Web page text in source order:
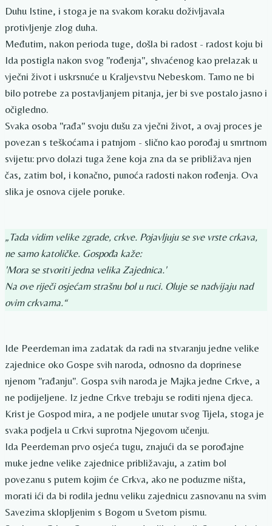
Duhu Istine, i stoga je na svakom koraku doživljavala
protivljenje zlog duha.
Međutim, nakon perioda tuge, došla bi radost - radost koju bi
Ida postigla nakon svog "rođenja", shvaćenog kao prelazak u
vječni život i uskrsnuće u Kraljevstvu Nebeskom. Tamo ne bi
bilo potrebe za postavljanjem pitanja, jer bi sve postalo jasno i
očigledno.
Svaka osoba "rađa" svoju dušu za vječni život, a ovaj proces je
povezan s teškoćama i patnjom - slično kao porođaj u smrtnom
svijetu: prvo dolazi tuga žene koja zna da se približava njen
čas, zatim bol, i konačno, punoća radosti nakon rođenja. Ova
slika je osnova cijele poruke.
„Tada vidim velike zgrade, crkve. Pojavljuju se sve vrste crkava,
ne samo katoličke. Gospođa kaže:
'Mora se stvoriti jedna velika Zajednica.'
Na ove riječi osjećam strašnu bol u ruci. Oluje se nadvijaju nad
ovim crkvama.“
Ide Peerdeman ima zadatak da radi na stvaranju jedne velike
zajednice oko Gospe svih naroda, odnosno da doprinese
njenom "rađanju". Gospa svih naroda je Majka jedne Crkve, a
ne podijeljene. Iz jedne Crkve trebaju se roditi njena djeca.
Krist je Gospod mira, a ne podjele unutar svog Tijela, stoga je
svaka podjela u Crkvi suprotna Njegovom učenju.
Ida Peerdeman prvo osjeća tugu, znajući da se porođajne
muke jedne velike zajednice približavaju, a zatim bol
povezanu s putem kojim će Crkva, ako ne poduzme ništa,
morati ići da bi rodila jednu veliku zajednicu zasnovanu na svim
Savezima sklopljenim s Bogom u Svetom pismu.